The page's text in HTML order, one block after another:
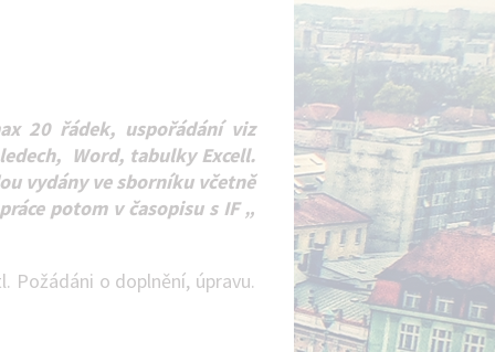
20 řádek, uspořádání viz
Word, tabulky Excell.
vydány ve sborníku včetně
potom v časopisu s IF „
o doplnění, úpravu.